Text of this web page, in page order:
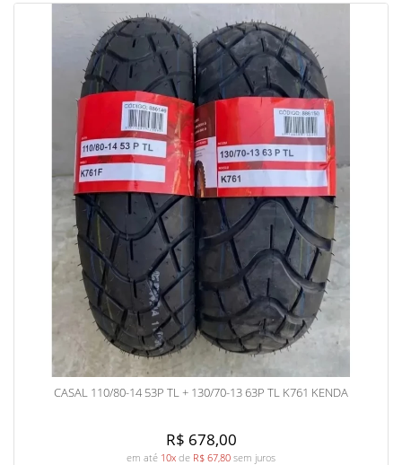
CASAL 110/80-14 53P TL + 130/70-13 63P TL K761 KENDA
R$ 678,00
em até 10x de R$ 67,80 sem juros